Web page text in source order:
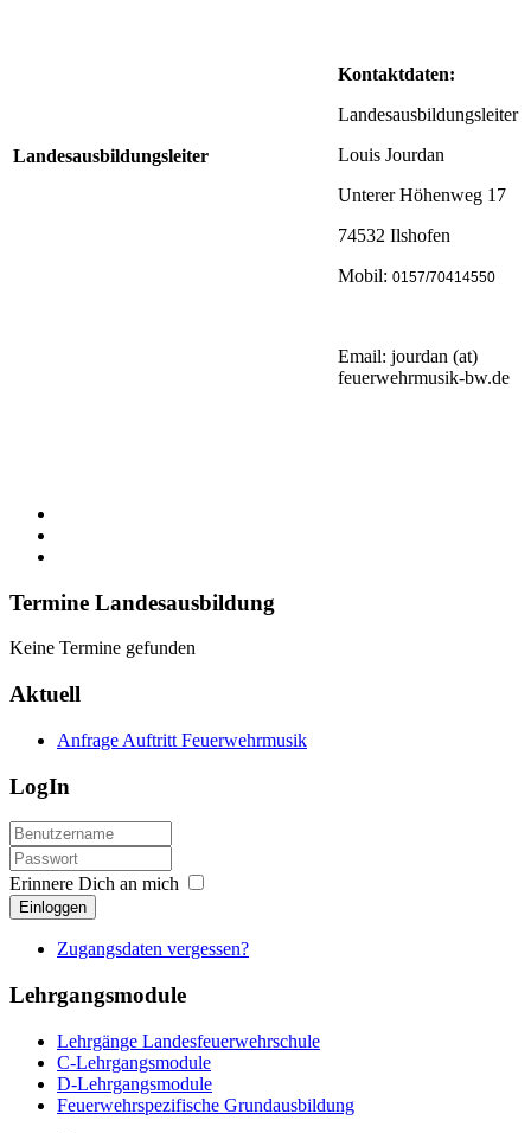
Landesausbildungsleiter
Kontaktdaten:
Landesausbildungsleiter
Louis Jourdan
Unterer Höhenweg 17
74532 Ilshofen
Mobil: 0157/70414550
Email: jourdan (at)
feuerwehrmusik-bw.de
Termine Landesausbildung
Keine Termine gefunden
Aktuell
Anfrage Auftritt Feuerwehrmusik
LogIn
Erinnere Dich an mich
Einloggen
Zugangsdaten vergessen?
Lehrgangsmodule
Lehrgänge Landesfeuerwehrschule
C-Lehrgangsmodule
D-Lehrgangsmodule
Feuerwehrspezifische Grundausbildung